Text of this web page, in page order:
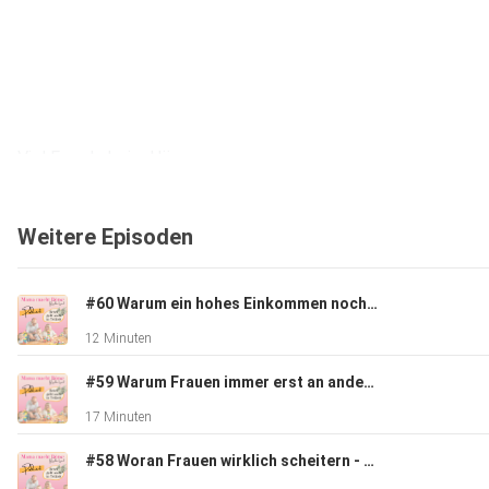
Love, Sabine
Weitere Episoden
#60 Warum ein hohes Einkommen noch lange kein Vermögen bedeutet
12 Minuten
#59 Warum Frauen immer erst an andere denken und sich dabei selbst vergessen
17 Minuten
#58 Woran Frauen wirklich scheitern - die Börse ist es nicht